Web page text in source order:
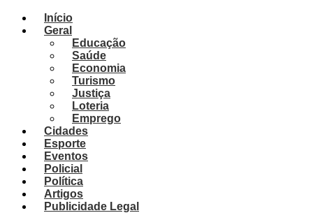
Início
Geral
Educação
Saúde
Economia
Turismo
Justiça
Loteria
Emprego
Cidades
Esporte
Eventos
Policial
Política
Artigos
Publicidade Legal